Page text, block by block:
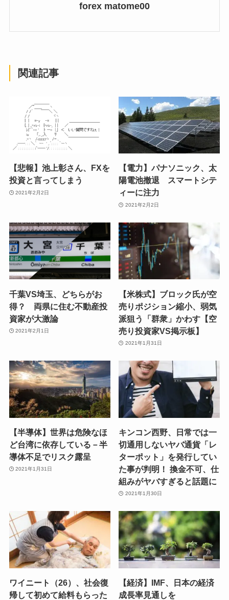
forex matome00
関連記事
【悲報】池上彰さん、FXを
投資と言ってしまう
2021年2月2日
【電力】パナソニック、太
陽電池撤退 スマートシテ
ィーに注力
2021年2月2日
千葉VS埼玉、どちらがお
得？ 両県に住む不動産投
資家が大激論
2021年2月1日
【米株式】ブロック氏が空
売りポジション縮小、弱気
派狙う「群衆」かわす【空
売り投資家VS掲示板】
2021年1月31日
【半導体】世界は危険なほ
ど台湾に依存している－半
導体不足でリスク露呈
2021年1月31日
キンコン西野、日常では一
切通用しないヤバ通貨「レ
ターポット」を発行してい
た事が判明！ 換金不可、仕
組みがヤバすぎると話題に
2021年1月30日
ワイニート（26）、社会復
帰して初めて給料もらった
【経済】IMF、日本の経済
成長率見通しを